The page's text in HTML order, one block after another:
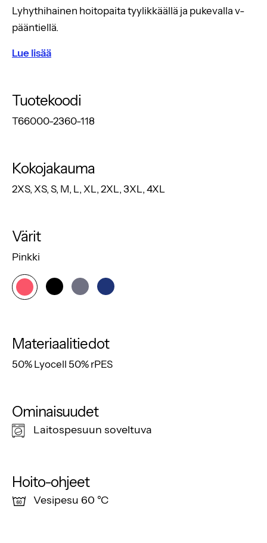
Lyhythihainen hoitopaita tyylikkäällä ja pukevalla v-
pääntiellä.
Lue lisää
Tuotekoodi
T66000-2360-118
Kokojakauma
2XS, XS, S, M, L, XL, 2XL, 3XL, 4XL
Värit
Pinkki
Materiaalitiedot
50% Lyocell 50% rPES
Ominaisuudet
Laitospesuun soveltuva
Hoito-ohjeet
Vesipesu 60 °C